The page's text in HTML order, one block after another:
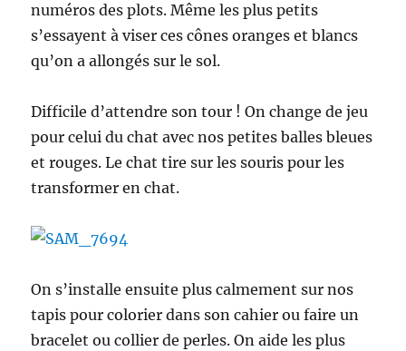
numéros des plots. Même les plus petits
s’essayent à viser ces cônes oranges et blancs
qu’on a allongés sur le sol.
Difficile d’attendre son tour ! On change de jeu
pour celui du chat avec nos petites balles bleues
et rouges. Le chat tire sur les souris pour les
transformer en chat.
On s’installe ensuite plus calmement sur nos
tapis pour colorier dans son cahier ou faire un
bracelet ou collier de perles. On aide les plus